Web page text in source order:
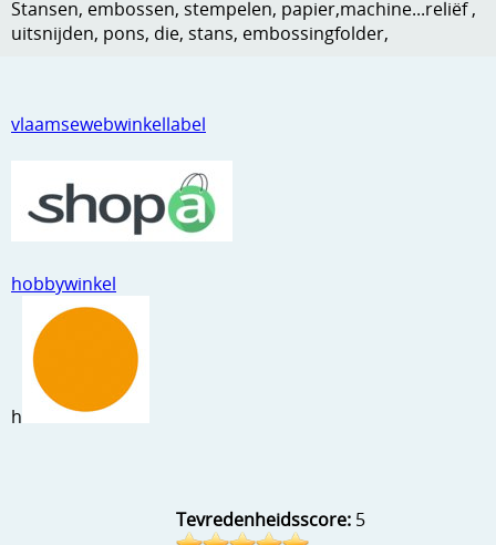
Kneedmateriaal
Leuke versieringen
Netjes opbergen
Ponsen
Ribbelaar
Snijmaterialen
vlaamsewebwinkellabel
hobbywinkel
h
Tevredenheidsscore: 5
Stansen, embossen, stempelen, papier,machine...reliëf ,
uitsnijden, pons, die, stans, embossingfolder,